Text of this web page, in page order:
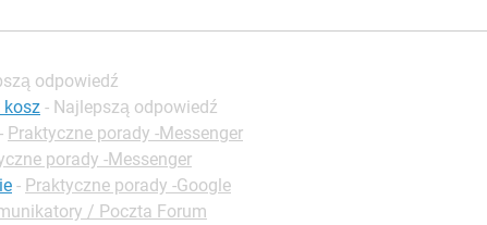
odpowiedź
kosz - Najlepszą odpowiedź
- Praktyczne porady -Messenger
porady -Messenger
- Praktyczne porady -Google
/ Poczta Forum